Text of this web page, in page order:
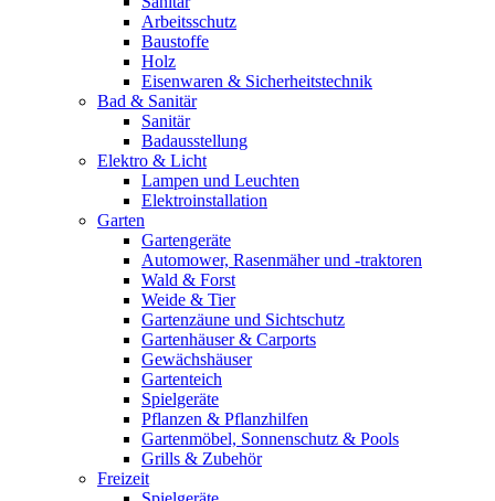
Arbeitsschutz
Baustoffe
Holz
Eisenwaren & Sicherheitstechnik
Bad & Sanitär
Sanitär
Badausstellung
Elektro & Licht
Lampen und Leuchten
Elektroinstallation
Garten
Gartengeräte
Automower, Rasenmäher und -traktoren
Wald & Forst
Weide & Tier
Gartenzäune und Sichtschutz
Gartenhäuser & Carports
Gewächshäuser
Gartenteich
Spielgeräte
Pflanzen & Pflanzhilfen
Gartenmöbel, Sonnenschutz & Pools
Grills & Zubehör
Freizeit